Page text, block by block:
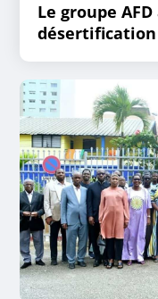
Le groupe
désertification